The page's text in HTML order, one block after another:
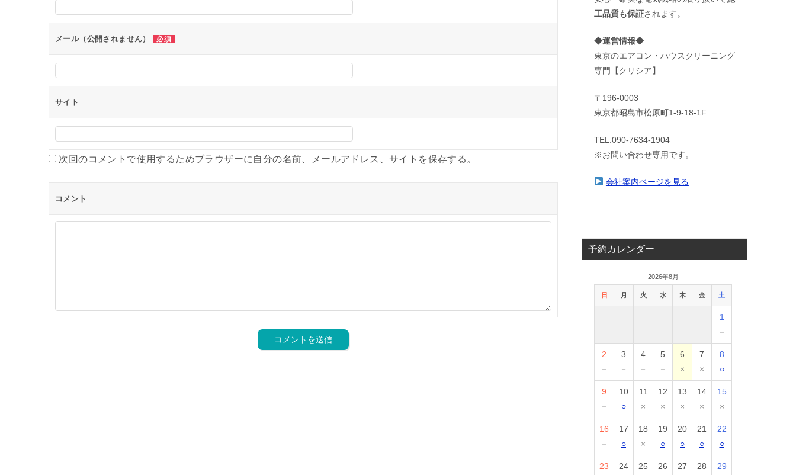
ョ
ン
メール（公開されません） 必須
サイト
次回のコメントで使用するためブラウザーに自分の名前、メールアドレス、サイトを保存する。
コメント
工品質も保証されます。
◆運営情報◆
東京のエアコン・ハウスクリーニング
専門【クリシア】
〒196-0003
東京都昭島市松原町1-9‐18‐1F
TEL:090-7634-1904
※お問い合わせ専用です。
会社案内ページを見る
予約カレンダー
2026年8月
日 月 火 水 木 金 土
1
－
2
－
3
－
4
－
5
－
6
×
7
×
8
○
9
－
10
○
11
×
12
×
13
×
14
×
15
×
16
－
17
○
18
×
19
○
20
○
21
○
22
○
23
24
25
26
27
28
29